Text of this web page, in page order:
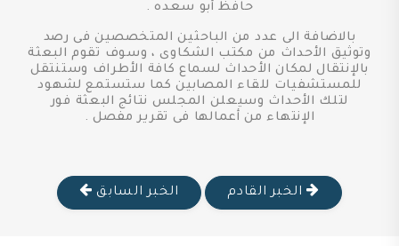
حافظ أبو سعده .
بالاضافة الى عدد من الباحثين المتخصصين فى رصد
وتوثيق الأحداث من مكتب الشكاوى ، وسوف تقوم البعثة
بالإنتقال لمكان الأحداث لسماع كافة الأطراف وستنتقل
للمستشفيات للقاء المصابين كما ستستمع لشهود
لتلك الأحداث وسيعلن المجلس نتائج البعثة فور
الإنتهاء من أعمالها فى تقرير مفصل .
الخبر القادم الخبر السابق